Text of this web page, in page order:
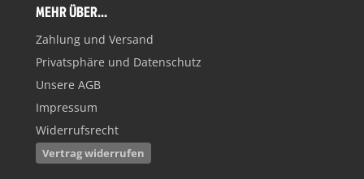
MEHR ÜBER...
Zahlung und Versand
Privatsphäre und Datenschutz
Unsere AGB
Impressum
Widerrufsrecht
Vertrag widerrufen